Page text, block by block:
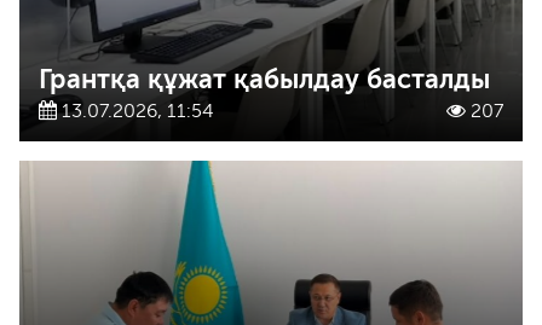
Грантқа құжат қабылдау басталды
13.07.2026, 11:54 207